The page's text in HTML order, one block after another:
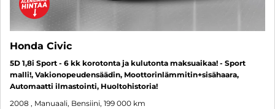
Honda Civic
5D 1,8i Sport - 6 kk korotonta ja kulutonta maksuaikaa! - Sport
malli!, Vakionopeudensäädin, Moottorinlämmitin+sisähaara,
Automaatti ilmastointi, Huoltohistoria!
2008 , Manuaali, Bensiini, 199 000 km